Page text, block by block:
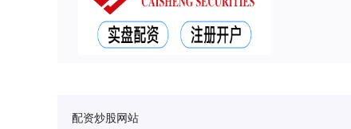
配资炒股网站